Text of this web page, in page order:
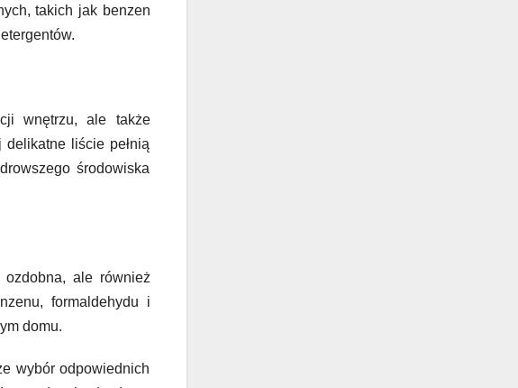
takich jak benzen
wnętrzu, ale także
liście pełnią
środowiska
ozdobna, ale również
formaldehydu i
domu.
wybór odpowiednich